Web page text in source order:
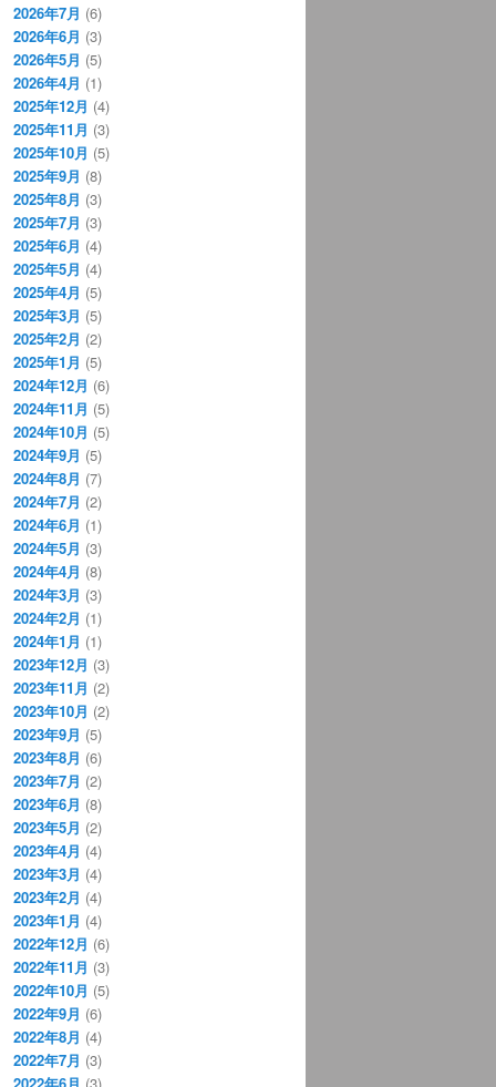
2026年7月 (6)
2026年6月 (3)
2026年5月 (5)
2026年4月 (1)
2025年12月 (4)
2025年11月 (3)
2025年10月 (5)
2025年9月 (8)
2025年8月 (3)
2025年7月 (3)
2025年6月 (4)
2025年5月 (4)
2025年4月 (5)
2025年3月 (5)
2025年2月 (2)
2025年1月 (5)
2024年12月 (6)
2024年11月 (5)
2024年10月 (5)
2024年9月 (5)
2024年8月 (7)
2024年7月 (2)
2024年6月 (1)
2024年5月 (3)
2024年4月 (8)
2024年3月 (3)
2024年2月 (1)
2024年1月 (1)
2023年12月 (3)
2023年11月 (2)
2023年10月 (2)
2023年9月 (5)
2023年8月 (6)
2023年7月 (2)
2023年6月 (8)
2023年5月 (2)
2023年4月 (4)
2023年3月 (4)
2023年2月 (4)
2023年1月 (4)
2022年12月 (6)
2022年11月 (3)
2022年10月 (5)
2022年9月 (6)
2022年8月 (4)
2022年7月 (3)